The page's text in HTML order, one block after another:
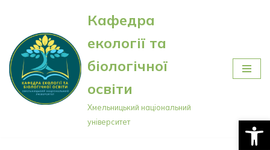
Перейти
до
вмісту
Кафедра
екології та
біологічної
освіти
Хмельницький національний
університет